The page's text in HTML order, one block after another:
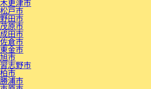
木更津市
松戸市
野田市
茂原市
成田市
佐倉市
東金市
旭市
習志野市
柏市
勝浦市